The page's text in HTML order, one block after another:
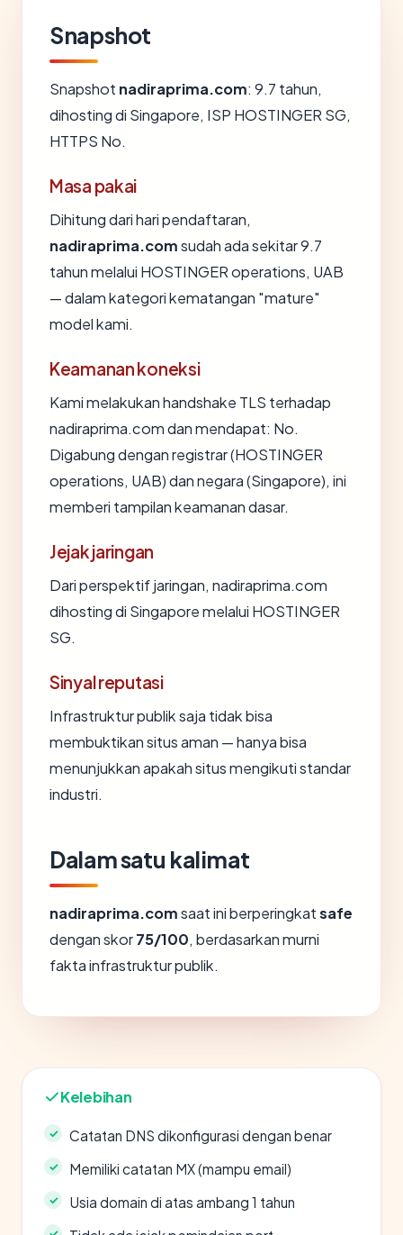
Snapshot
Snapshot nadiraprima.com: 9.7 tahun,
dihosting di Singapore, ISP HOSTINGER SG,
HTTPS No.
Masa pakai
Dihitung dari hari pendaftaran,
nadiraprima.comsudah ada sekitar 9.7
tahun melalui HOSTINGER operations, UAB
— dalam kategori kematangan "mature"
model kami.
Keamanan koneksi
Kami melakukan handshake TLS terhadap
nadiraprima.com dan mendapat: No.
Digabung dengan registrar (HOSTINGER
operations, UAB) dan negara (Singapore), ini
memberi tampilan keamanan dasar.
Jejak jaringan
Dari perspektif jaringan, nadiraprima.com
dihosting di Singapore melalui HOSTINGER
SG.
Sinyal reputasi
Infrastruktur publik saja tidak bisa
membuktikan situs aman — hanya bisa
menunjukkan apakah situs mengikuti standar
industri.
Dalam satu kalimat
nadiraprima.comsaat ini berperingkatsafe
dengan skor75/100, berdasarkan murni
fakta infrastruktur publik.
Kelebihan
Catatan DNS dikonfigurasi dengan benar
Memiliki catatan MX (mampu email)
Usia domain di atas ambang 1 tahun